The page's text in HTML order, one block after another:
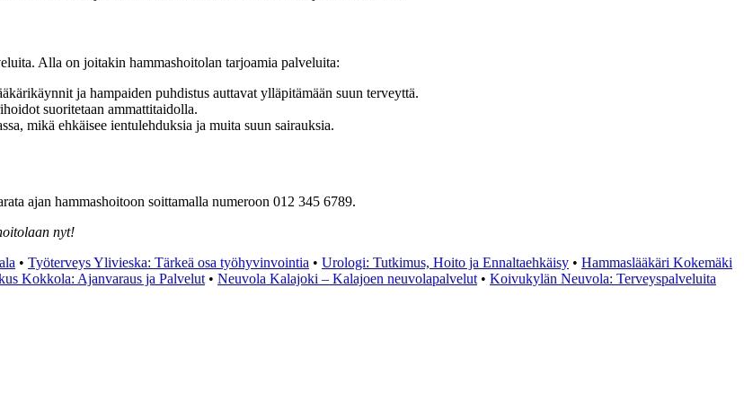
Alla on joitakin hammashoitolan tarjoamia palveluita:
ja hampaiden puhdistus auttavat ylläpitämään suun terveyttä.
suoritetaan ammattitaidolla.
mikä ehkäisee ientulehduksia ja muita suun sairauksia.
ajan hammashoitoon soittamalla numeroon 012 345 6789.
nyt!
• Työterveys Ylivieska: Tärkeä osa työhyvinvointia • Urologi: Tutkimus, Hoito ja Ennaltaehkäisy • Hammaslääkäri Kokemäki
Kokkola: Ajanvaraus ja Palvelut • Neuvola Kalajoki – Kalajoen neuvolapalvelut • Koivukylän Neuvola: Terveyspalveluita